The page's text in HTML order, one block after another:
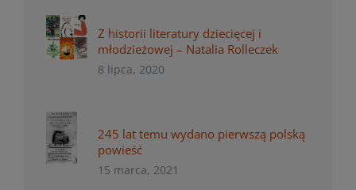
Z historii literatury dziecięcej i
młodzieżowej – Natalia Rolleczek
8 lipca, 2020
245 lat temu wydano pierwszą polską
powieść
15 marca, 2021